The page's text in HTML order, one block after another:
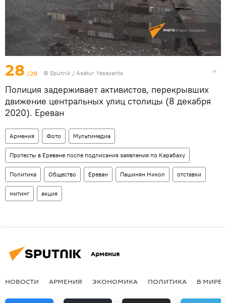
28 /28 © Sputnik / Asatur Yesayants
Полиция задерживает активистов, перекрывших
движение центральных улиц столицы (8 декабря
2020). Еревaн
Армения Фото Мультимедиа
Протесты в Ереване после подписания заявления по Карабаху
Политика Общество Ереван Пашинян Никол отставки
митинг акция
Армения
НОВОСТИ АРМЕНИЯ ЭКОНОМИКА ПОЛИТИКА В МИРЕ